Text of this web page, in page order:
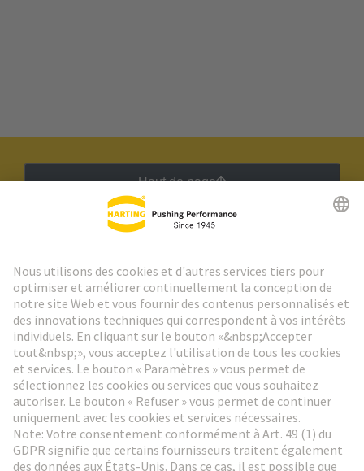
Haut de page
Aller à l'inscription
Social Media